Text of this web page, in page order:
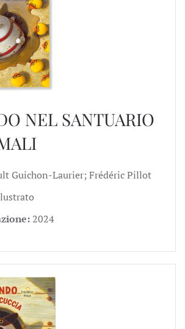
NEL SANTUARIO
Guichon-Laurier; Frédéric Pillot
2024